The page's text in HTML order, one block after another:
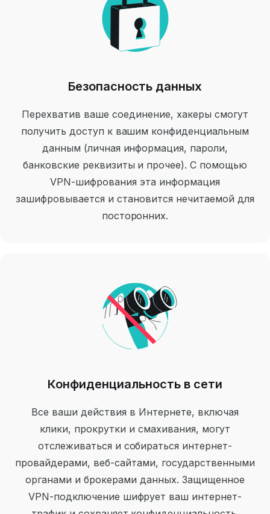
Безопасность данных
Перехватив ваше соединение, хакеры смогут
получить доступ к вашим конфиденциальным
данным (личная информация, пароли,
банковские реквизиты и прочее). С помощью
VPN-шифрования эта информация
зашифровывается и становится нечитаемой для
посторонних.
Конфиденциальность в сети
Все ваши действия в Интернете, включая
клики, прокрутки и смахивания, могут
отслеживаться и собираться интернет-
провайдерами, веб-сайтами, государственными
органами и брокерами данных. Защищенное
VPN-подключение шифрует ваш интернет-